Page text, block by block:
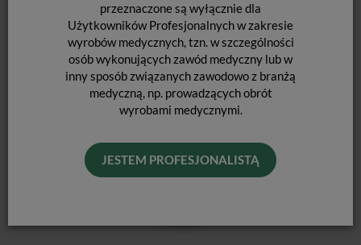
przeznaczone są wyłącznie dla
Użytkowników Profesjonalnych w zakresie
wyrobów medycznych, tzn. w szczególności
osób wykonujących zawód medyczny lub w
inny sposób związanych zawodowo z branżą
medyczną, np. prowadzących obrót
wyrobami medycznymi.
JESTEM PROFESJONALISTĄ